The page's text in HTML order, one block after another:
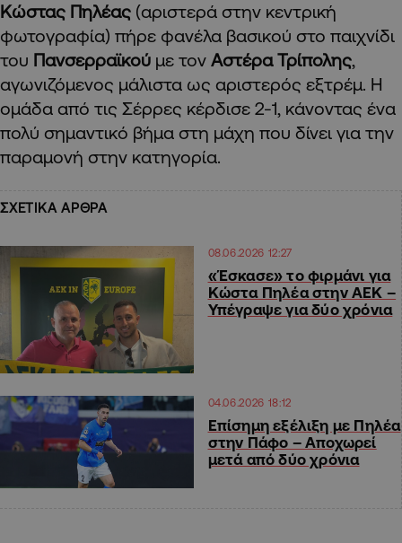
Κώστας Πηλέας (αριστερά στην κεντρική
φωτογραφία) πήρε φανέλα βασικού στο παιχνίδι
του Πανσερραϊκού με τον Αστέρα Τρίπολης,
αγωνιζόμενος μάλιστα ως αριστερός εξτρέμ. Η
ομάδα από τις Σέρρες κέρδισε 2-1, κάνοντας ένα
πολύ σημαντικό βήμα στη μάχη που δίνει για την
παραμονή στην κατηγορία.
ΣΧΕΤΙΚΑ ΑΡΘΡΑ
08.06.2026 12:27
«Έσκασε» το φιρμάνι για
Κώστα Πηλέα στην ΑΕΚ –
Υπέγραψε για δύο χρόνια
04.06.2026 18:12
Επίσημη εξέλιξη με Πηλέα
στην Πάφο – Αποχωρεί
μετά από δύο χρόνια